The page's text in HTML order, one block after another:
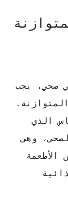
صحي، يجب
.
الذي
وهي